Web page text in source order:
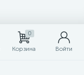
0
Корзина Войти